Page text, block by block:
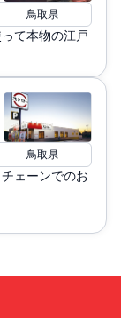
鳥取県
て本物の江戸
鳥取県
ェーンでのお